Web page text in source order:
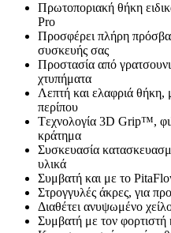
Πρωτοποριακή θήκη
Pro
Προσφέρει πλήρη
συσκευής σας
Προστασία από
χτυπήματα
Λεπτή και ελαφριά θήκη,
περίπου
Tεχνολογία 3D Grip™,
κράτημα
Συσκευασία
υλικά
Συμβατή και με το
Στρογγυλές άκρες, για
Διαθέτει ανυψωμένο
Συμβατή με τον